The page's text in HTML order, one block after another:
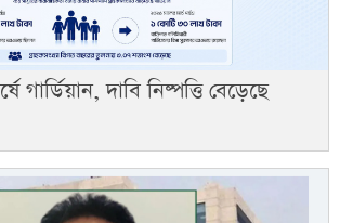
গার্ডিয়ান, দাবি নিষ্পত্তি বেড়েছে